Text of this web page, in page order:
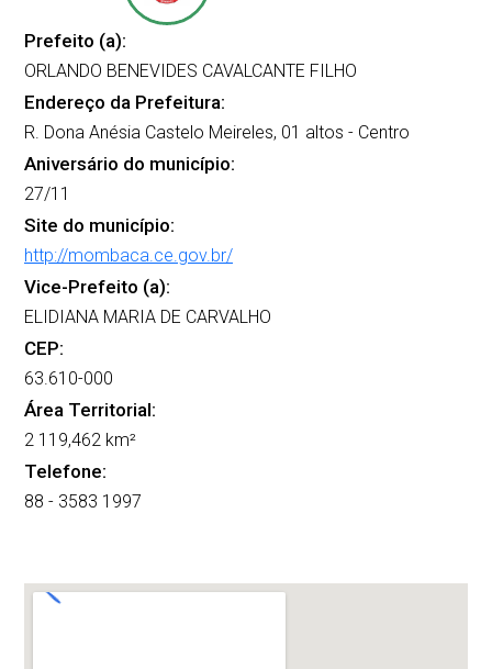
Prefeito (a):
ORLANDO BENEVIDES CAVALCANTE FILHO
Endereço da Prefeitura:
R. Dona Anésia Castelo Meireles, 01 altos - Centro
Aniversário do município:
27/11
Site do município:
http://mombaca.ce.gov.br/
Vice-Prefeito (a):
ELIDIANA MARIA DE CARVALHO
CEP:
63.610-000
Área Territorial:
2 119,462 km²
Telefone:
88 - 3583 1997